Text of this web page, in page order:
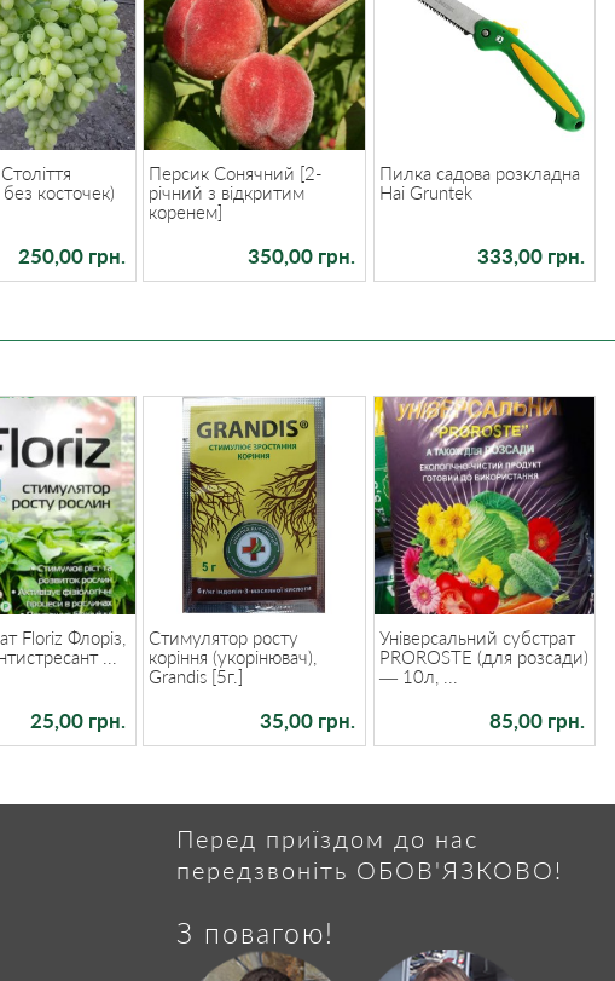
косточек)
250,00 грн.
Персик Сонячний [2-
річний з відкритим
коренем]
350,00 грн.
Пилка садова розкладна
Hai Gruntek
333,00 грн.
Floriz Флоріз,
...
25,00 грн.
Стимулятор росту
коріння (укорінювач),
Grandis [5г.]
35,00 грн.
Універсальний субстрат
PROROSTE (для розсади)
— 10л, ...
85,00 грн.
Перед приїздом до нас
передзвоніть ОБОВ'ЯЗКОВО!
З повагою!